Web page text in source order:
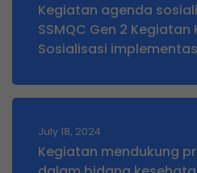
Kegiatan agenda
SSMQC Gen 2
Sosialisasi
July 18, 2024
Kegiatan mendukung